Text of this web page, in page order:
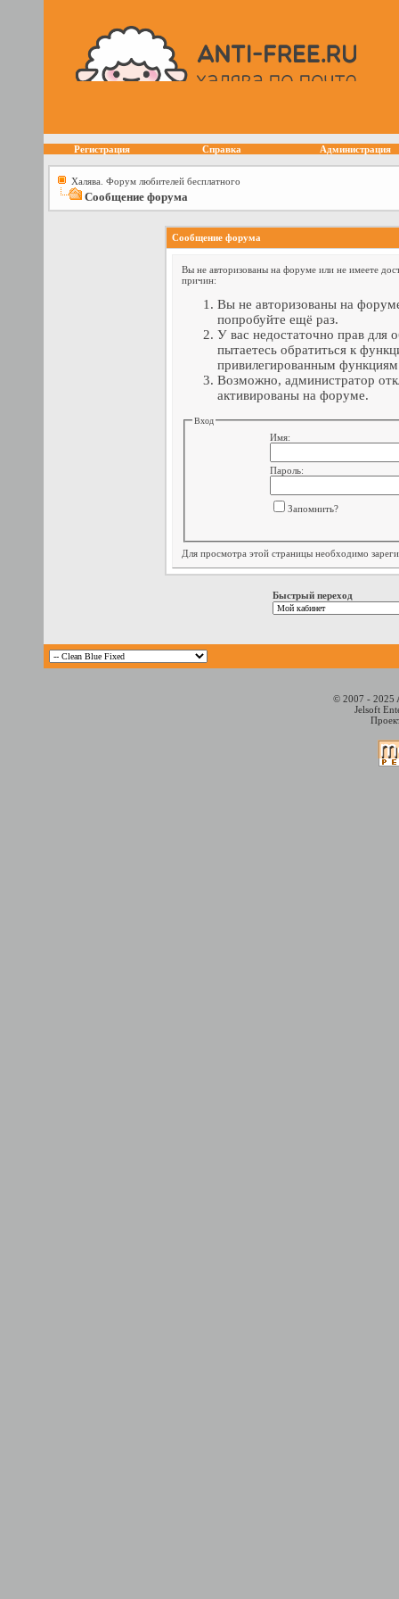
Регистрация Справка Администрация
Халява. Форум любителей бесплатного
Сообщение форума
Сообщение форума
Вы не авторизованы на форуме или не имеете
причин:
Вы не авторизованы на
попробуйте ещё раз.
У вас недостаточно прав для
пытаетесь обратиться к
привилегированным
Возможно, администратор
активированы на форуме.
Вход
Имя:
Пароль:
Запомнить?
Для просмотра этой страницы необходимо
Быстрый переход
© 2007 - 2025
Jelsoft